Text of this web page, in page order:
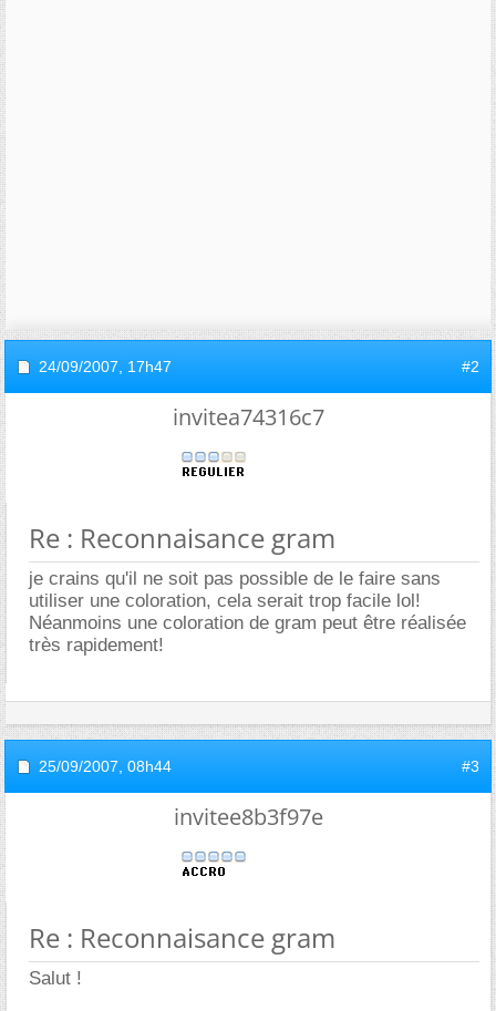
24/09/2007, 17h47 #2
invitea74316c7
Re : Reconnaisance gram
je crains qu'il ne soit pas possible de le faire sans
utiliser une coloration, cela serait trop facile lol!
Néanmoins une coloration de gram peut être réalisée
très rapidement!
25/09/2007, 08h44 #3
invitee8b3f97e
Re : Reconnaisance gram
Salut !